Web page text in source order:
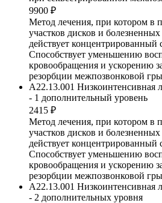
9900 ₽
Метод лечения, при котором в
участков дисков и болезненных
действует концентрированный
Способствует уменьшению
кровообращения и ускорению
резорбции межпозвонковой
A22.13.001 Низкоинтенсивная
- 1 дополнительный уровень
2415 ₽
Метод лечения, при котором в
участков дисков и болезненных
действует концентрированный
Способствует уменьшению
кровообращения и ускорению
резорбции межпозвонковой
A22.13.001 Низкоинтенсивная
- 2 дополнительных уровня